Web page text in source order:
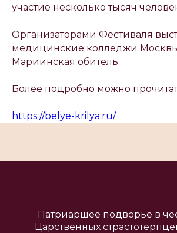
участие несколько тысяч
Организаторами Фестиваля
медицинские колледжи
Мариинская обитель.
Более подробно можно
https://belye-krilya.ru/
Патриаршее подворье в
Царственных